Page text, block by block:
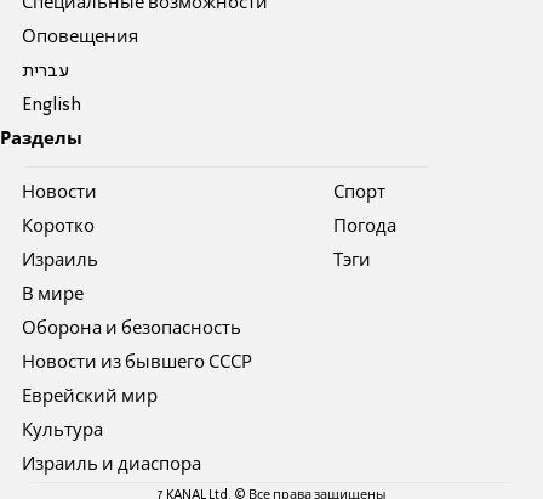
Специальные возможности
Оповещения
עברית
English
Разделы
Новости
Коротко
Израиль
В мире
Оборона и безопасность
Новости из бывшего СССР
Еврейский мир
Культура
Израиль и диаспора
Спорт
Погода
Тэги
7 KANAL Ltd. © Все права защищены